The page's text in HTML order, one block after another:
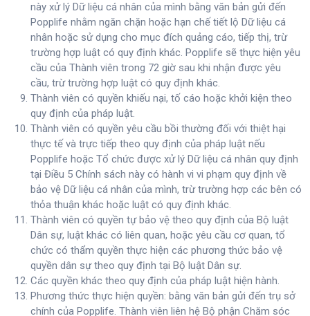
này xử lý Dữ liệu cá nhân của mình bằng văn bản gửi đến
Popplife nhằm ngăn chặn hoặc hạn chế tiết lộ Dữ liệu cá
nhân hoặc sử dụng cho mục đích quảng cáo, tiếp thị, trừ
trường hợp luật có quy định khác. Popplife sẽ thực hiện yêu
cầu của Thành viên trong 72 giờ sau khi nhận được yêu
cầu, trừ trường hợp luật có quy định khác.
Thành viên có quyền khiếu nại, tố cáo hoặc khởi kiện theo
quy định của pháp luật.
Thành viên có quyền yêu cầu bồi thường đối với thiệt hại
thực tế và trực tiếp theo quy định của pháp luật nếu
Popplife hoặc Tổ chức được xử lý Dữ liệu cá nhân quy định
tại Điều 5 Chính sách này có hành vi vi phạm quy định về
bảo vệ Dữ liệu cá nhân của mình, trừ trường hợp các bên có
thỏa thuận khác hoặc luật có quy định khác.
Thành viên có quyền tự bảo vệ theo quy định của Bộ luật
Dân sự, luật khác có liên quan, hoặc yêu cầu cơ quan, tổ
chức có thẩm quyền thực hiện các phương thức bảo vệ
quyền dân sự theo quy định tại Bộ luật Dân sự.
Các quyền khác theo quy định của pháp luật hiện hành.
Phương thức thực hiện quyền: bằng văn bản gửi đến trụ sở
chính của Popplife. Thành viên liên hệ Bộ phận Chăm sóc